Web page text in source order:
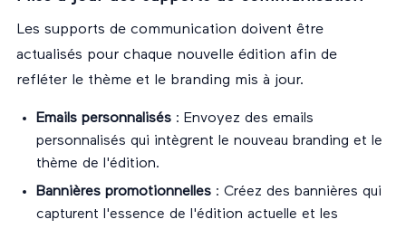
Les supports de communication doivent être
actualisés pour chaque nouvelle édition afin de
refléter le thème et le branding mis à jour.
Emails personnalisés : Envoyez des emails
personnalisés qui intègrent le nouveau branding et le
thème de l'édition.
Bannières promotionnelles : Créez des bannières qui
capturent l'essence de l'édition actuelle et les